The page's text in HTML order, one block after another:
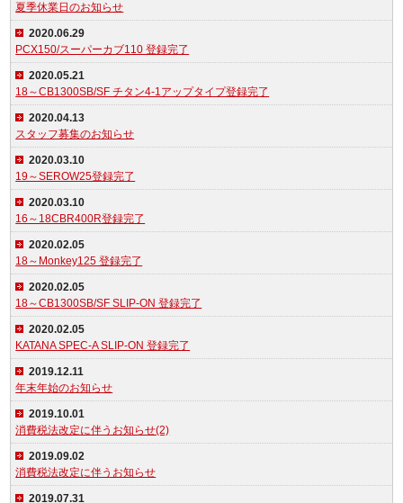
夏季休業日のお知らせ
2020.06.29
PCX150/スーパーカブ110 登録完了
2020.05.21
18～CB1300SB/SF チタン4-1アップタイプ登録完了
2020.04.13
スタッフ募集のお知らせ
2020.03.10
19～SEROW25登録完了
2020.03.10
16～18CBR400R登録完了
2020.02.05
18～Monkey125 登録完了
2020.02.05
18～CB1300SB/SF SLIP-ON 登録完了
2020.02.05
KATANA SPEC-A SLIP-ON 登録完了
2019.12.11
年末年始のお知らせ
2019.10.01
消費税法改定に伴うお知らせ(2)
2019.09.02
消費税法改定に伴うお知らせ
2019.07.31